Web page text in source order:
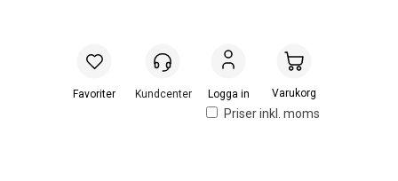
Priser inkl. moms
Logga in Handlevogn